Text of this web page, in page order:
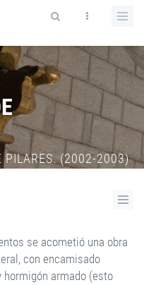
PILARES. (2002-2003)
se acometió una obra
con encamisado
armado (esto